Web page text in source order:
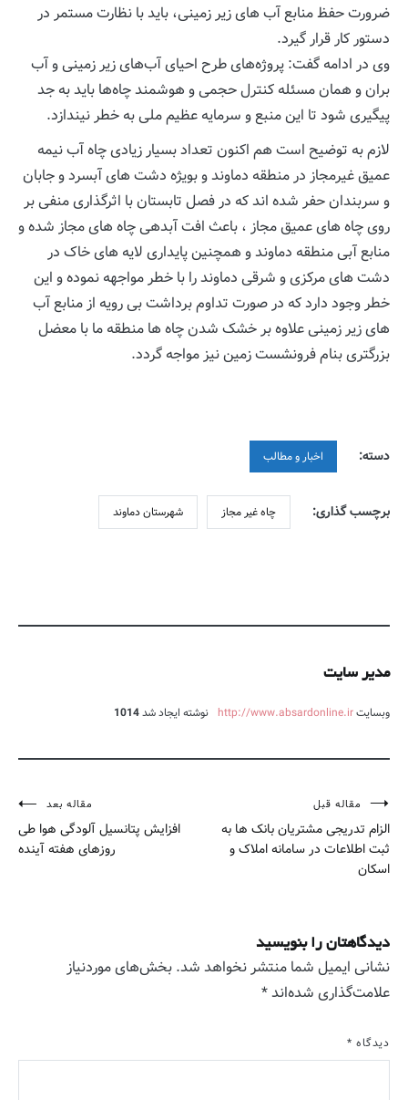
ضرورت حفظ منابع آب های زیر زمینی، باید با نظارت مستمر در
دستور کار قرار گیرد.
وی در ادامه گفت: پروژه‌های طرح احیای آب‌های زیر زمینی و آب
بران و همان مسئله کنترل حجمی و هوشمند چاه‌ها باید به جد
پیگیری شود تا این منبع و سرمایه عظیم ملی به خطر نیندازد.
لازم به توضیح است هم اکنون تعداد بسیار زیادی چاه آب نیمه
عمیق غیرمجاز در منطقه دماوند و بویژه دشت های آبسرد و جابان
و سربندان حفر شده اند که در فصل تابستان با اثرگذاری منفی بر
روی چاه های عمیق مجاز ، باعث افت آبدهی چاه های مجاز شده و
منابع آبی منطقه دماوند و همچنین پایداری لایه های خاک در
دشت های مرکزی و شرقی دماوند را با خطر مواجهه نموده و این
خطر وجود دارد که در صورت تداوم برداشت بی رویه از منابع آب
های زیر زمینی علاوه بر خشک شدن چاه ها منطقه ما با معضل
بزرگتری بنام فرونشست زمین نیز مواجه گردد.
دسته: اخبار و مطالب
برچسب گذاری: چاه غیر مجاز شهرستان دماوند
مدیر سایت
وبسایتhttp://www.absardonline.ir نوشته ایجاد شد1014
راهبری
نوشته
مقاله قبل
الزام تدریجی مشتریان بانک ها به
ثبت اطلاعات در سامانه املاک و
اسکان
مقاله بعد
افزایش پتانسیل آلودگی هوا طی
روزهای هفته آینده
دیدگاهتان را بنویسید
نشانی ایمیل شما منتشر نخواهد شد. بخش‌های موردنیاز
علامت‌گذاری شده‌اند*
دیدگاه *